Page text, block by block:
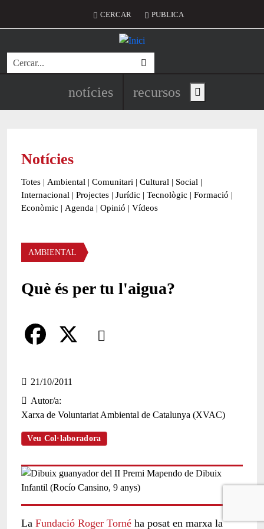
Menú del compte d'usuari
CERCAR PUBLICA
Cerca
Navegació principal de
notícies recursos Show main menu
Notícies
Totes | Ambiental | Comunitari | Cultural | Social |
Internacional | Projectes | Jurídic | Tecnològic | Formació |
Econòmic | Agenda | Opinió | Vídeos
Àmbit de la notícia
AMBIENTAL
Què és per tu l'aigua?
Comparteix
a
c
b
o
o
k
21/10/2011
Autor/a
Xarxa de Voluntariat Ambiental de Catalunya (XVAC)
Veu Col·laboradora
La Fundació Roger Torné ha posat en marxa la